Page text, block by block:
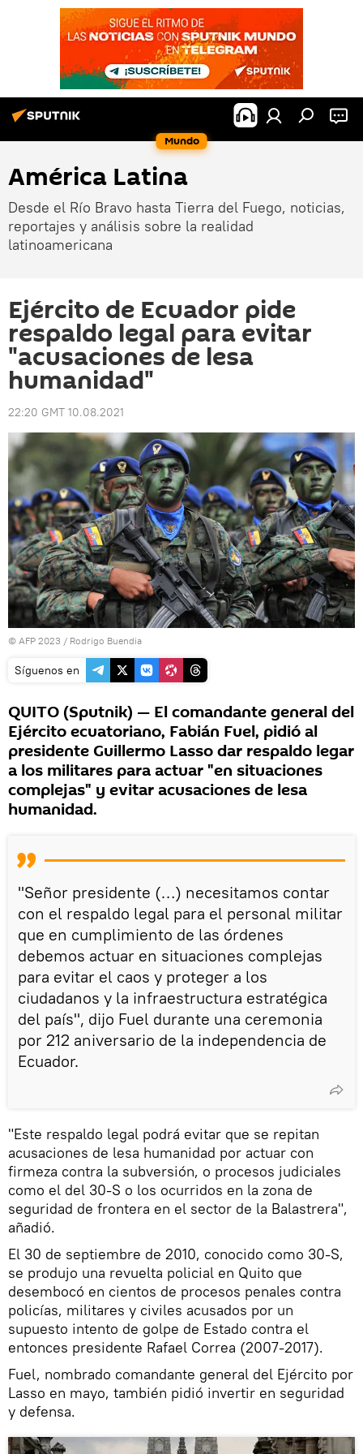
Mundo
América Latina
Desde el Río Bravo hasta Tierra del Fuego, noticias,
reportajes y análisis sobre la realidad
latinoamericana
Ejército de Ecuador pide
respaldo legal para evitar
"acusaciones de lesa
humanidad"
22:20 GMT 10.08.2021
© AFP 2023 / Rodrigo Buendia
Síguenos en
QUITO (Sputnik) — El comandante general del
Ejército ecuatoriano, Fabián Fuel, pidió al
presidente Guillermo Lasso dar respaldo legar
a los militares para actuar "en situaciones
complejas" y evitar acusaciones de lesa
humanidad.
"Señor presidente (…) necesitamos contar
con el respaldo legal para el personal militar
que en cumplimiento de las órdenes
debemos actuar en situaciones complejas
para evitar el caos y proteger a los
ciudadanos y la infraestructura estratégica
del país", dijo Fuel durante una ceremonia
por 212 aniversario de la independencia de
Ecuador.
"Este respaldo legal podrá evitar que se repitan
acusaciones de lesa humanidad por actuar con
firmeza contra la subversión, o procesos judiciales
como el del 30-S o los ocurridos en la zona de
seguridad de frontera en el sector de la Balastrera",
añadió.
El 30 de septiembre de 2010, conocido como 30-S,
se produjo una revuelta policial en Quito que
desembocó en cientos de procesos penales contra
policías, militares y civiles acusados por un
supuesto intento de golpe de Estado contra el
entonces presidente Rafael Correa (2007-2017).
Fuel, nombrado comandante general del Ejército por
Lasso en mayo, también pidió invertir en seguridad
y defensa.